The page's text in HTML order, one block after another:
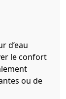
d’eau
le confort
ou de